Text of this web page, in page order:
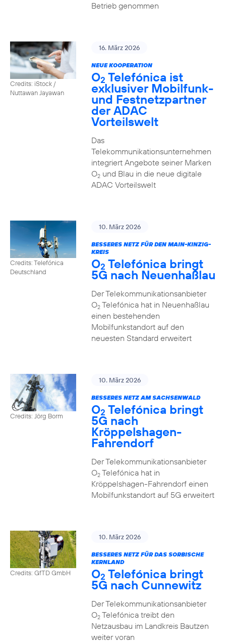
Betrieb genommen
Credits: iStock /
Nuttawan Jayawan
16. März 2026
NEUE KOOPERATION
O2 Telefónica ist
exklusiver Mobilfunk-
und Festnetzpartner
der ADAC
Vorteilswelt
Das
Telekommunikationsunternehmen
integriert Angebote seiner Marken
O2und Blau in die neue digitale
ADAC Vorteilswelt
Credits: Telefónica
Deutschland
10. März 2026
BESSERES NETZ FÜR DEN MAIN-KINZIG-
KREIS
O2 Telefónica bringt
5G nach Neuenhaßlau
Der Telekommunikationsanbieter
O2Telefónica hat in Neuenhaßlau
einen bestehenden
Mobilfunkstandort auf den
neuesten Standard erweitert
Credits: Jörg Borm
10. März 2026
BESSERES NETZ AM SACHSENWALD
O2 Telefónica bringt
5G nach
Kröppelshagen-
Fahrendorf
Der Telekommunikationsanbieter
O2Telefónica hat in
Kröppelshagen-Fahrendorf einen
Mobilfunkstandort auf 5G erweitert
Credits: GfTD GmbH
10. März 2026
BESSERES NETZ FÜR DAS SORBISCHE
KERNLAND
O2 Telefónica bringt
5G nach Cunnewitz
Der Telekommunikationsanbieter
O2Telefónica treibt den
Netzausbau im Landkreis Bautzen
weiter voran